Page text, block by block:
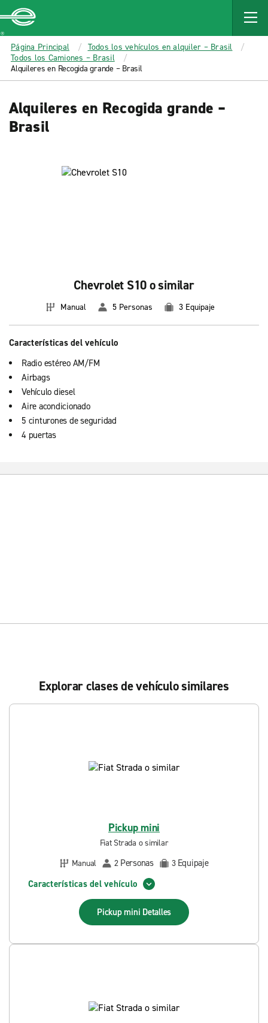
MAIN
CONTENT
Enterprise
Página Principal
Todos los vehículos en alquiler – Brasil
Todos los Camiones – Brasil
Alquileres en Recogida grande – Brasil
Alquileres en Recogida grande –
Brasil
Chevrolet S10 o similar
Manual 5 Personas 3 Equipaje
Características del vehículo
Radio estéreo AM/FM
Airbags
Vehículo diesel
Aire acondicionado
5 cinturones de seguridad
4 puertas
Explorar clases de vehículo similares
Pickup mini
Fiat Strada o similar
Manual
2 Personas 3 Equipaje
Características del vehículo
Pickup mini Detalles